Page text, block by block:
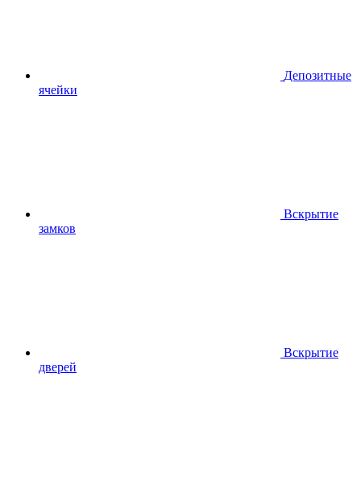
Депозитные
ячейки
Вскрытие
замков
Вскрытие
дверей